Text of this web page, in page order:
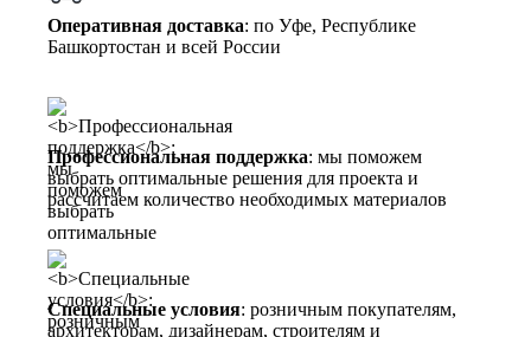
Оперативная доставка: по Уфе, Республике
Башкортостан и всей России
Профессиональная поддержка: мы поможем
выбрать оптимальные решения для проекта и
рассчитаем количество необходимых материалов
Специальные условия: розничным покупателям,
архитекторам, дизайнерам, строителям и